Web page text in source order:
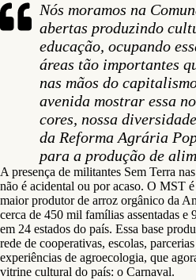
Nós moramos na
abertas produzindo
educação, ocupando
áreas tão importantes
nas mãos do
avenida mostrar essa
cores, nossa
da Reforma Agrária
para a produção de
A presença de militantes Sem Terra
não é acidental ou por acaso. O MST
maior produtor de arroz orgânico da
cerca de 450 mil famílias assentadas e
em 24 estados do país. Essa base
rede de cooperativas, escolas,
experiências de agroecologia, que
vitrine cultural do país: o Carnaval.